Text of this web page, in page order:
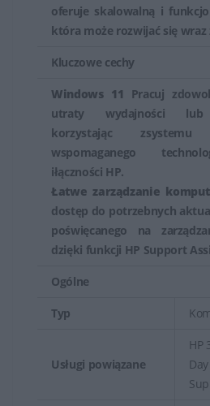
oferuje skalowalną i
która może rozwijać się wraz
Kluczowe cechy
Windows 11 Pracuj
utraty wydajności lub
korzystając
wspomaganego
iłączności HP.
Łatwe zarządzanie
dostęp do potrzebnych
poświęcanego na
dzięki funkcji HP Support
Ogólne
Typ
Usługi powiązane
HP